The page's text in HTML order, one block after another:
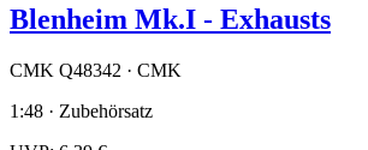
Blenheim Mk.I - Exhausts
CMK Q48342 · CMK
1:48 · Zubehörsatz